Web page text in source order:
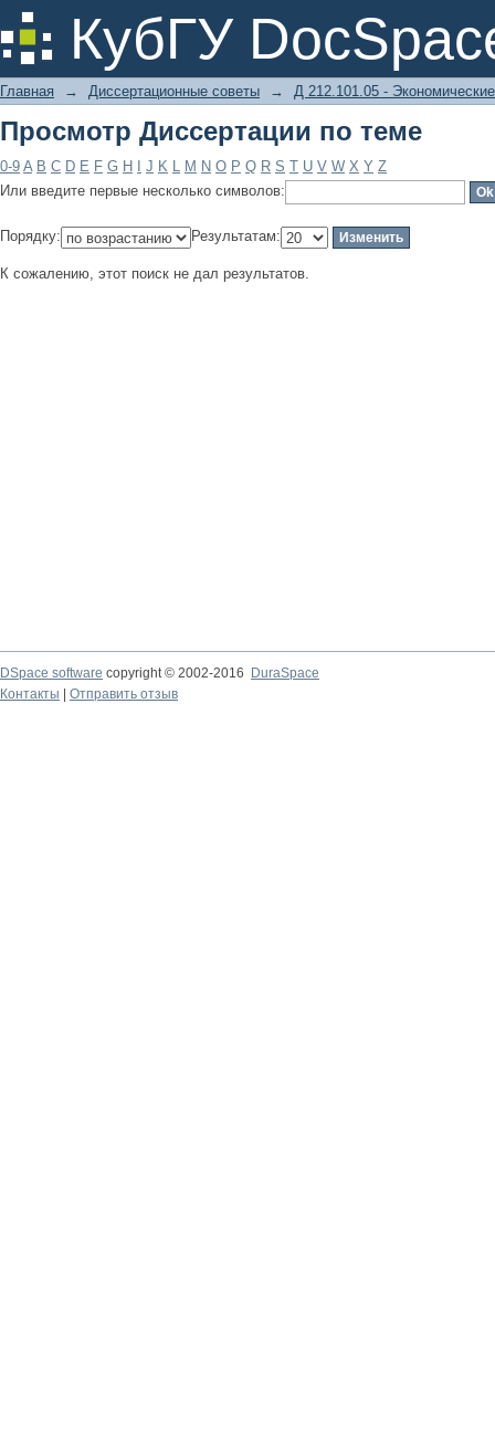
КубГУ
Просмотр Диссертации по теме
Главная → Диссертационные советы → Д 212.101.05 -
Просмотр Диссертации по теме
0-9 A B C D E F G H J K L M N O P Q R S T U V W X Y Z
Или введите первые несколько символов:
Порядку: Результатам:
К сожалению, этот поиск не дал результатов.
DSpace software copyright © 2002-2016
DuraSpace
Контакты
Отправить отзыв